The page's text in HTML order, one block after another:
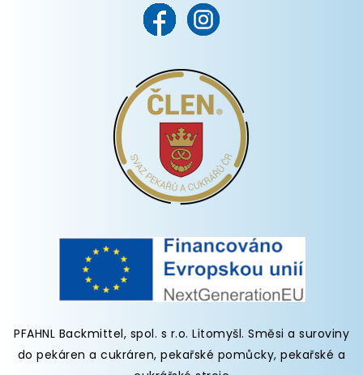
PFAHNL Backmittel, spol. s r.o. Litomyšl. Směsi a suroviny
do pekáren a cukráren,pekařské pomůcky,pekařské a